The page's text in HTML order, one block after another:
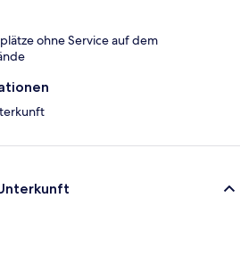
ohne Service auf dem